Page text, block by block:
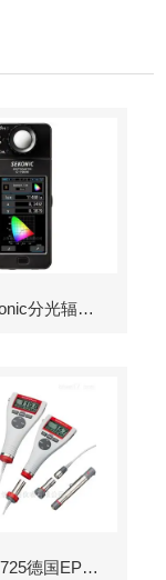
日本Sekonic分光辐射照度计
MiniTest 725德国EPK涂层测厚仪